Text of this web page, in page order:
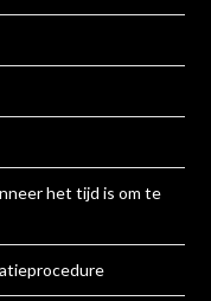
het tijd is om te